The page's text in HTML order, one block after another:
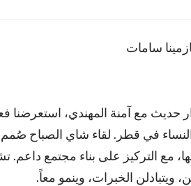
سامات
حديث مع آمنة المهندي، استعرضنا
في قطر. لقاء شاي الصباح
مع التركيز على بناء مجتمع
ويتبادلن الخبرات، وينمو معاً.